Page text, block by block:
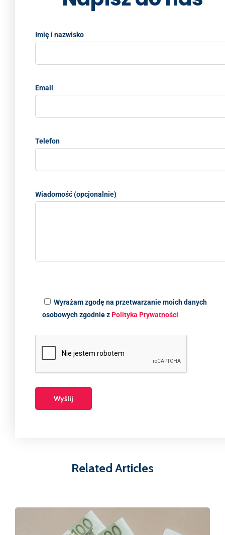
Imię i nazwisko
Email
Telefon
Wiadomość (opcjonalnie)
Wyrażam zgodę na przetwarzanie moich danych
osobowych zgodnie zPolityka Prywatności
Related Articles